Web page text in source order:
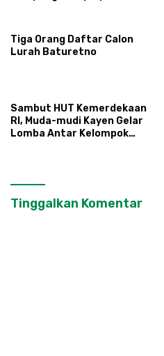
Tiga Orang Daftar Calon
Lurah Baturetno
Sambut HUT Kemerdekaan
RI, Muda-mudi Kayen Gelar
Lomba Antar Kelompok
Tinggalkan Komentar